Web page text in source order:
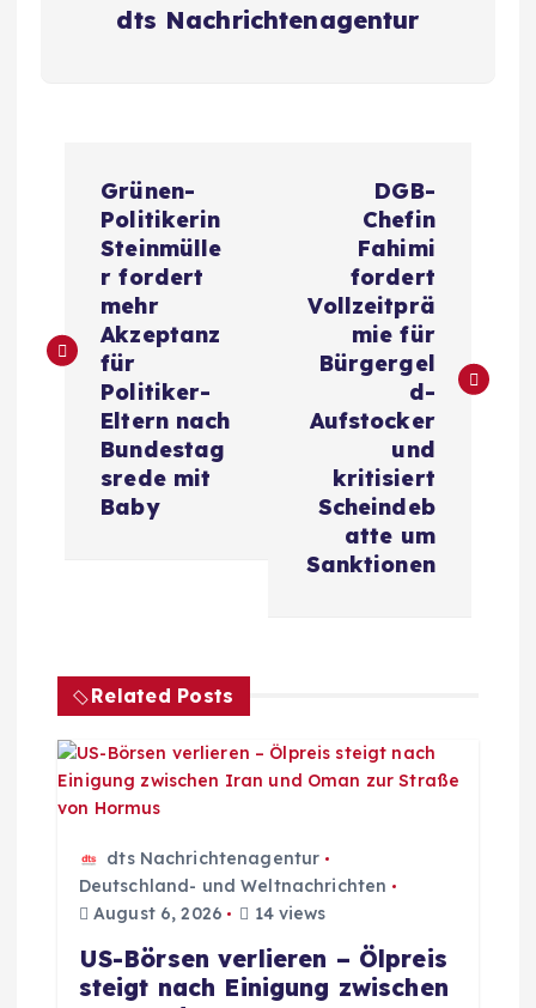
dts Nachrichtenagentur
t
v
Grünen-
Politikerin
Steinmülle
r fordert
mehr
Akzeptanz
für
Politiker-
Eltern nach
Bundestag
srede mit
Baby
DGB-
Chefin
Fahimi
fordert
Vollzeitprä
mie für
Bürgergel
d-
Aufstocker
und
kritisiert
Scheindeb
atte um
Sanktionen
Related Posts
dts Nachrichtenagentur
Deutschland- und Weltnachrichten
August 6, 2026
14 views
US-Börsen verlieren – Ölpreis
steigt nach Einigung zwischen